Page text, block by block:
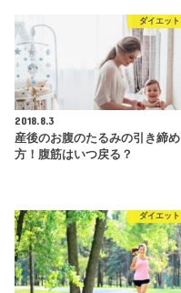
ダイエット
2018.8.3
産後のお腹のたるみの引き締め
方！腹筋はいつ戻る？
ダイエット